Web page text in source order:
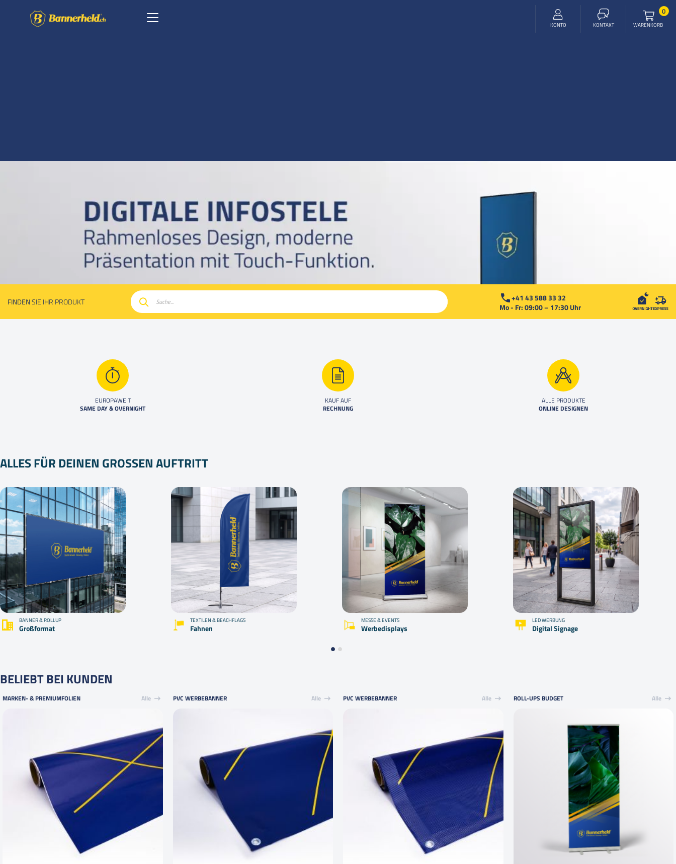
KONTO KONTAKT WARENKORB
0
FINDENSIE IHR PRODUKT
Suche
+41 43 588 33 32
Mo - Fr: 09:00 – 17:30 Uhr
EUROPAWEIT
SAME DAY & OVERNIGHT
KAUF AUF
RECHNUNG
ALLE PRODUKTE
ONLINE DESIGNEN
ALLES FÜR DEINEN GROSSEN AUFTRITT
BANNER & ROLLUP
Großformat
TEXTILEN & BEACHFLAGS
Fahnen
MESSE & EVENTS
Werbedisplays
LED WERBUNG
Digital Signage
BELIEBT BEI KUNDEN
MARKEN- & PREMIUMFOLIEN Alle PVC WERBEBANNER Alle PVC WERBEBANNER Alle ROLL-UPS BUDGET Alle